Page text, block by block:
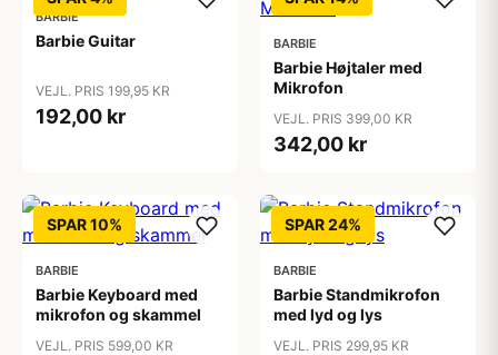
BARBIE
Barbie Guitar
VEJL. PRIS 199,95 KR
192,00 kr
BARBIE
Barbie Højtaler med
Mikrofon
VEJL. PRIS 399,00 KR
342,00 kr
SPAR 10%
BARBIE
Barbie Keyboard med
mikrofon og skammel
VEJL. PRIS 599,00 KR
SPAR 24%
BARBIE
Barbie Standmikrofon
med lyd og lys
VEJL. PRIS 299,95 KR